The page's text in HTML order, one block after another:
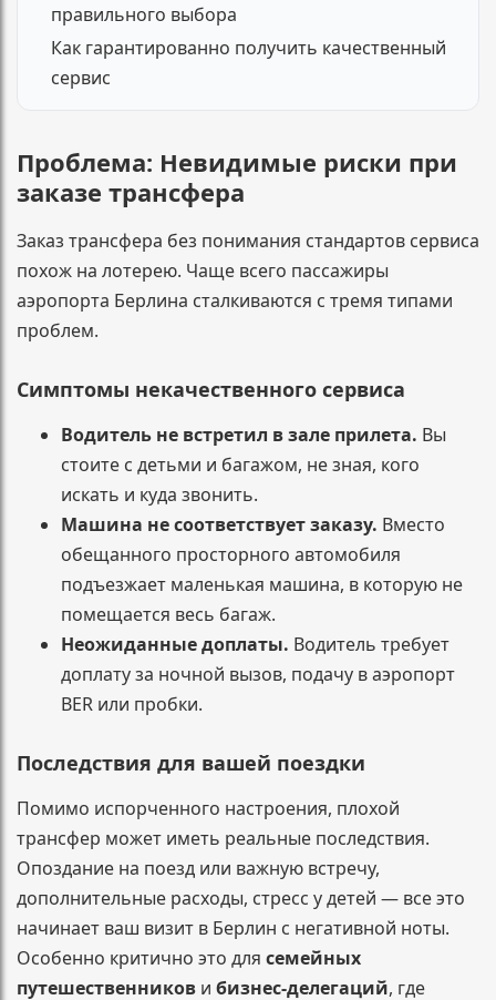
правильного выбора
Как гарантированно получить качественный
сервис
Проблема: Невидимые риски при
заказе трансфера
Заказ трансфера без понимания стандартов сервиса
похож на лотерею. Чаще всего пассажиры
аэропорта Берлина сталкиваются с тремя типами
проблем.
Симптомы некачественного сервиса
Водитель не встретил в зале прилета. Вы
стоите с детьми и багажом, не зная, кого
искать и куда звонить.
Машина не соответствует заказу. Вместо
обещанного просторного автомобиля
подъезжает маленькая машина, в которую не
помещается весь багаж.
Неожиданные доплаты. Водитель требует
доплату за ночной вызов, подачу в аэропорт
BER или пробки.
Последствия для вашей поездки
Помимо испорченного настроения, плохой
трансфер может иметь реальные последствия.
Опоздание на поезд или важную встречу,
дополнительные расходы, стресс у детей — все это
начинает ваш визит в Берлин с негативной ноты.
Особенно критично это для семейных
путешественников и бизнес-делегаций, где